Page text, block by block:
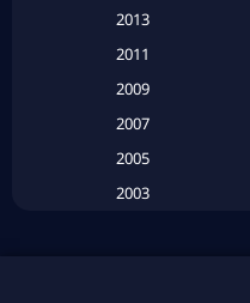
2013
2011
2009
2007
2005
2003